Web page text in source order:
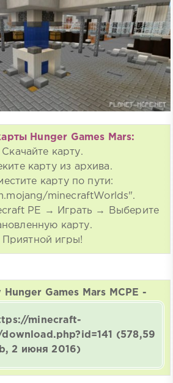
Hunger Games Mars:
Скачайте карту.
карту из архива.
карту по пути:
minecraftWorlds".
PE → Играть → Выберите
карту.
Приятной игры!
Hunger Games Mars MCPE -
minecraft-
(578,59
2 июня 2016)